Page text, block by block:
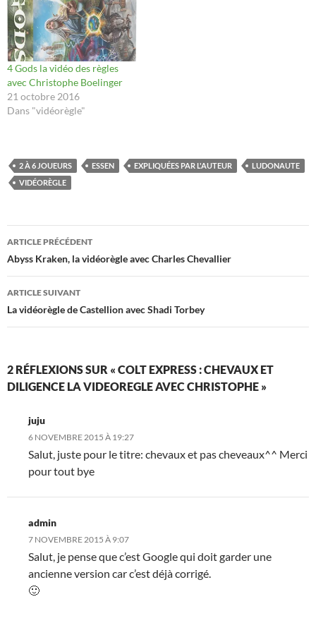
4 Gods la vidéo des règles
avec Christophe Boelinger
21 octobre 2016
Dans "vidéorègle"
2 À 6 JOUEURS ESSEN EXPLIQUÉES PAR L'AUTEUR
LUDONAUTE
VIDÉORÈGLE
Navigation
des
articles
ARTICLE PRÉCÉDENT
Abyss Kraken, la vidéorègle avec Charles Chevallier
ARTICLE SUIVANT
La vidéorègle de Castellion avec Shadi Torbey
2 RÉFLEXIONS SUR « COLT EXPRESS : CHEVAUX ET
DILIGENCE LA VIDEOREGLE AVEC CHRISTOPHE »
juju
6 NOVEMBRE 2015 À 19:27
Salut, juste pour le titre: chevaux et pas cheveaux^^ Merci
pour tout bye
admin
7 NOVEMBRE 2015 À 9:07
Salut, je pense que c’est Google qui doit garder une
ancienne version car c’est déjà corrigé.
🙂